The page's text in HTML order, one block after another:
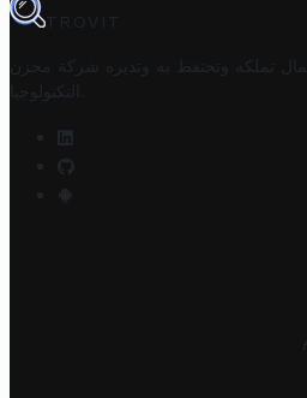
TROVIT
تملكه وتحتفظ به وتديره
شركة مخزن
التكنولوجيا